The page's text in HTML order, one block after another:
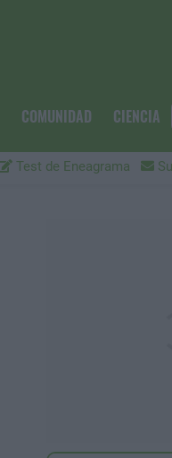
COMUNIDAD CIENCIA
Test de Eneagrama